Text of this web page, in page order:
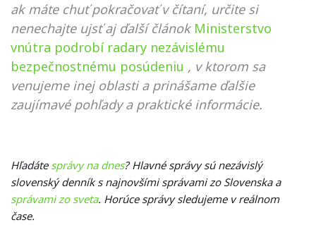
ak máte chuť pokračovať v čítaní, určite si
nenechajte ujsť aj ďalší článok Ministerstvo
vnútra podrobí radary nezávislému
bezpečnostnému posúdeniu , v ktorom sa
venujeme inej oblasti a prinášame ďalšie
zaujímavé pohľady a praktické informácie.
Hľadáte správy na dnes? Hlavné správy sú nezávislý
slovenský denník s najnovšími správami zo Slovenska a
správami zo sveta. Horúce správy sledujeme v reálnom
čase.